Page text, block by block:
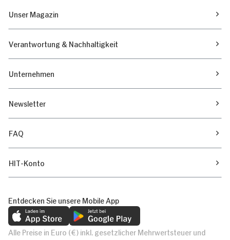
Unser Magazin
Verantwortung & Nachhaltigkeit
Unternehmen
Newsletter
FAQ
HIT-Konto
Entdecken Sie unsere Mobile App
Alle Preise in Euro (€) inkl. gesetzlicher Mehrwertsteuer und